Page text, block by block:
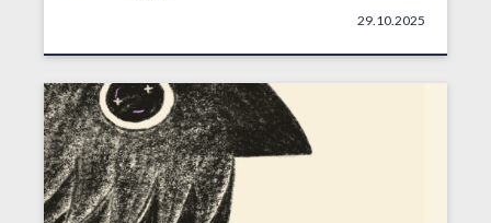
29.10.2025